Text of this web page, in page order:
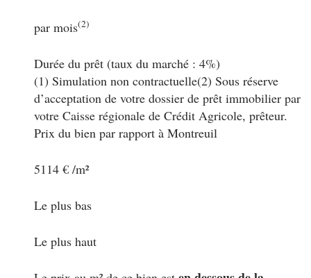
par mois(2)
Durée du prêt(taux du marché : 4%)
(1) Simulation non contractuelle(2) Sous réserve
d’acceptation de votre dossier de prêt immobilier par
votre Caisse régionale de Crédit Agricole, prêteur.
Prix du bien par rapport à Montreuil
5114 € /m²
Le plus bas
Le plus haut